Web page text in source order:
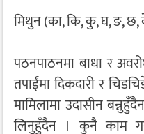
मिथुन (का, कि, कु, घ, ङ,
पठनपाठनमा बाधा र
तपाईंमा दिकदारी र
मामिलामा उदासीन
लिनुहुँदैन । कुनै काम